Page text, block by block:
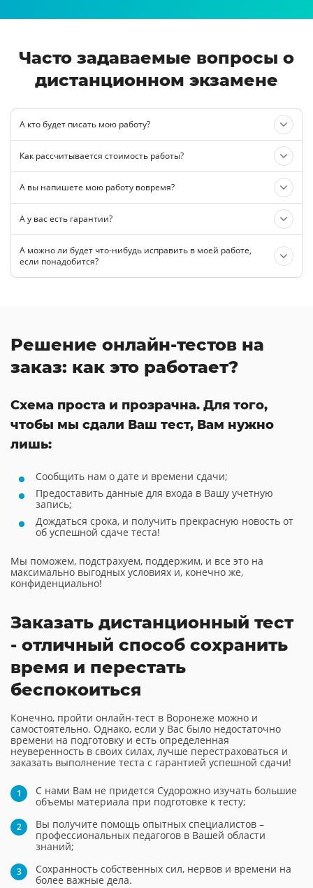
Часто задаваемые вопросы о
дистанционном экзамене
А кто будет писать мою работу?
Как рассчитывается стоимость работы?
А вы напишете мою работу вовремя?
А у вас есть гарантии?
А можно ли будет что-нибудь исправить в моей работе,
если понадобится?
Решение онлайн-тестов на
заказ: как это работает?
Схема проста и прозрачна. Для того,
чтобы мы сдали Ваш тест, Вам нужно
лишь:
Сообщить нам о дате и времени сдачи;
Предоставить данные для входа в Вашу учетную
запись;
Дождаться срока, и получить прекрасную новость от
об успешной сдаче теста!
Мы поможем, подстрахуем, поддержим, и все это на
максимально выгодных условиях и, конечно же,
конфиденциально!
Заказать дистанционный тест
- отличный способ сохранить
время и перестать
беспокоиться
Конечно, пройти онлайн-тест в Воронеже можно и
самостоятельно. Однако, если у Вас было недостаточно
времени на подготовку и есть определенная
неуверенность в своих силах, лучше перестраховаться и
заказать выполнение теста с гарантией успешной сдачи!
С нами Вам не придется Судорожно изучать большие
объемы материала при подготовке к тесту;
Вы получите помощь опытных специалистов –
профессиональных педагогов в Вашей области
знаний;
Сохранность собственных сил, нервов и времени на
более важные дела.